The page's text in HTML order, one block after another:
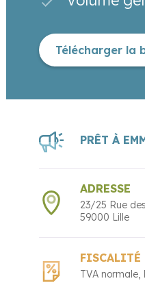
Télécharger la
PRÊT À
ADRESSE
23/25 Rue
59000 Lille
FISCALITÉ
TVA normale